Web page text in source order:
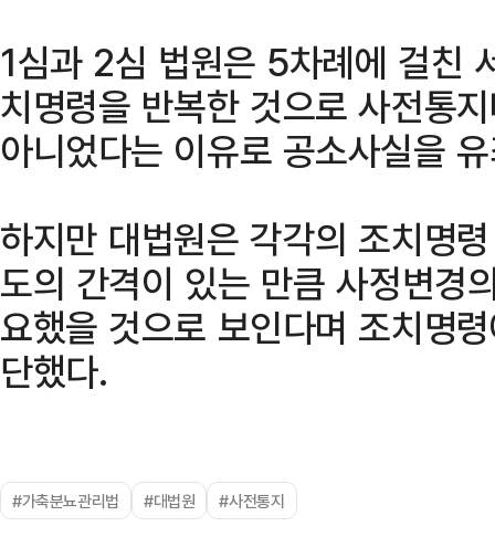
1심과 2심 법원은 5차례에 걸친
치명령을 반복한 것으로 사전통
아니었다는 이유로 공소사실을
하지만 대법원은 각각의 조치명
도의 간격이 있는 만큼 사정변경
요했을 것으로 보인다며 조치명
단했다.
#가축분뇨관리법 #대법원 #사전통지